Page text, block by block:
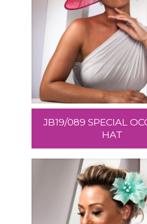
JB19/089 SPECIAL
HAT